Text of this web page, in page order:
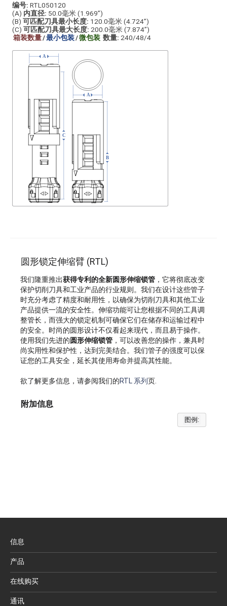
编号: RTL050120
(A) 内直径: 50.0毫米 (1.969”)
(B) 可匹配刀具最小长度: 120.0毫米 (4.724”)
(C) 可匹配刀具最大长度: 200.0毫米 (7.874”)
箱装数量/最小包装/微包装 数量: 240/48/4
圆形锁定伸缩臂 (RTL)
我们隆重推出获得专利的全新圆形伸缩锁管 ，它将彻底改变
保护切削刀具和工业产品的行业规则。我们在设计这些管子
时充分考虑了精度和耐用性，以确保为切削刀具和其他工业
产品提供一流的安全性。伸缩功能可让您根据不同的工具调
整管长，而强大的锁定机制可确保它们在储存和运输过程中
的安全。时尚的圆形设计不仅看起来现代，而且易于操作。
使用我们先进的圆形伸缩锁管 ，可以改善您的操作，兼具时
尚实用性和保护性，达到完美结合。我们管子的强度可以保
证您的工具安全，延长其使用寿命并提高其性能。
欲了解更多信息，请参阅我们的RTL 系列页.
附加信息
图例:
信息
产品
在线购买
通讯